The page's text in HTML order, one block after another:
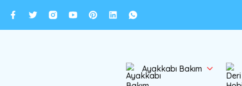
Ayakkabı Bakım